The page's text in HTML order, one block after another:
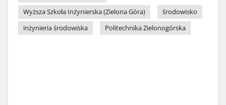
Wyższa Szkoła Inżynierska (Zielona Góra)
środowisko
inżynieria środowiska
Politechnika Zielonogórska